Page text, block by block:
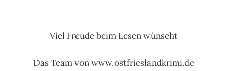
Viel Freude beim Lesen wünscht
Das Team von www.ostfrieslandkrimi.de